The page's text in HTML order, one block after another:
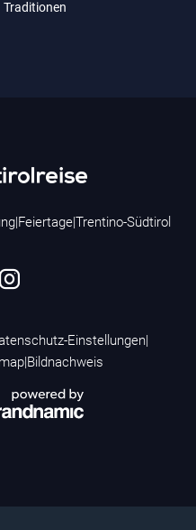
Traditionen
|Feiertage|Trentino-Südtirol
Einstellungen|
|Bildnachweis